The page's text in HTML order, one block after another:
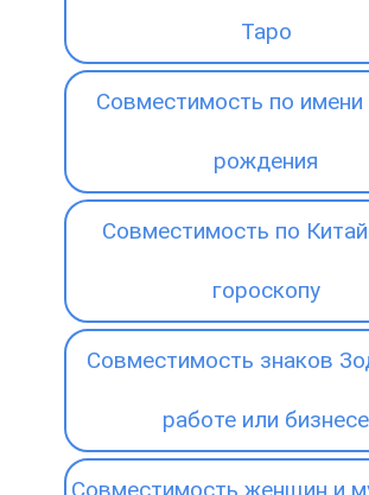
Таро
Совместимость по имени
рождения
Совместимость по
гороскопу
Совместимость знаков
работе или бизнесе